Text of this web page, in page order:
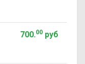
700.00руб